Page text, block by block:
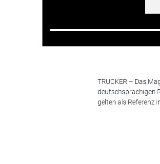
TRUCKER – Das
deutschsprachigen
gelten als Referenz